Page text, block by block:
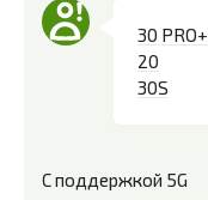
30 PRO+
20
30S
С поддержкой 5G